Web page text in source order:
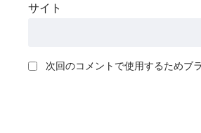
サイト
次回のコメントで使用するためブ